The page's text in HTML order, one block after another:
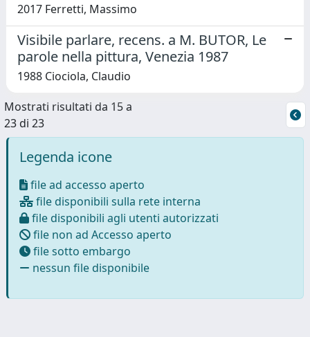
2017 Ferretti, Massimo
Visibile parlare, recens. a M. BUTOR, Le
parole nella pittura, Venezia 1987
1988 Ciociola, Claudio
Mostrati risultati da 15 a
23 di 23
Legenda icone
file ad accesso aperto
file disponibili sulla rete interna
file disponibili agli utenti autorizzati
file non ad Accesso aperto
file sotto embargo
nessun file disponibile